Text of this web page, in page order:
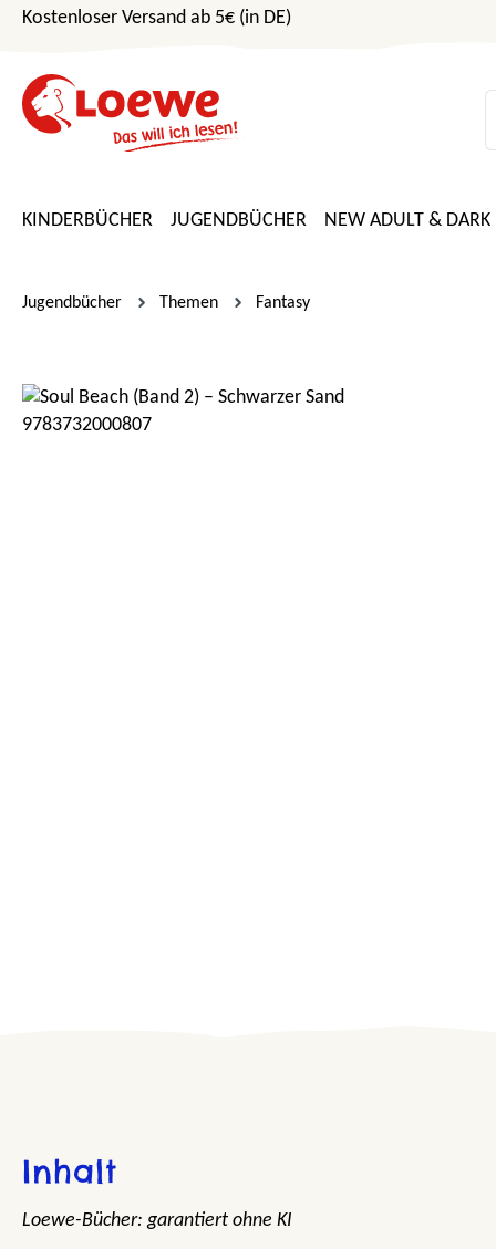
Hauptinhalt springen
Zur Suche springen
Zur Hauptnavigation springen
Kostenloser Versand ab 5€ (in DE)
KINDERBÜCHER JUGENDBÜCHER NEW ADULT & DARK
Jugendbücher Themen Fantasy
Bildergalerie überspringen
Inhalt
Loewe-Bücher: garantiert ohne KI